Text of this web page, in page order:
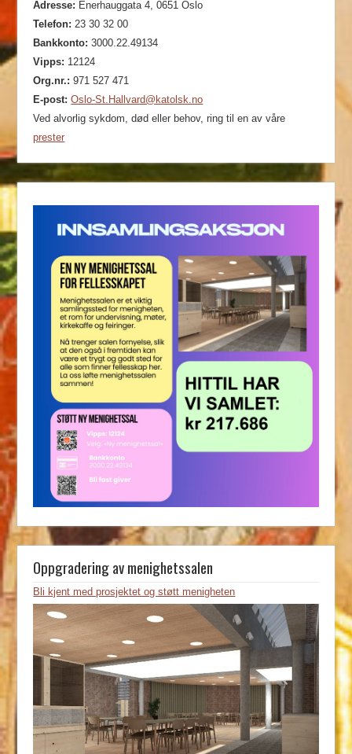
Adresse: Enerhauggata 4, 0651 Oslo
Telefon: 23 30 32 00
Bankkonto: 3000.22.49134
Vipps: 12124
Org.nr.: 971 527 471
E-post: Oslo-St.Hallvard@katolsk.no
Ved alvorlig sykdom, død eller behov, ring til en av våre
prester
Oppgradering av menighetssalen
Bli kjent med prosjektet og støtt menigheten